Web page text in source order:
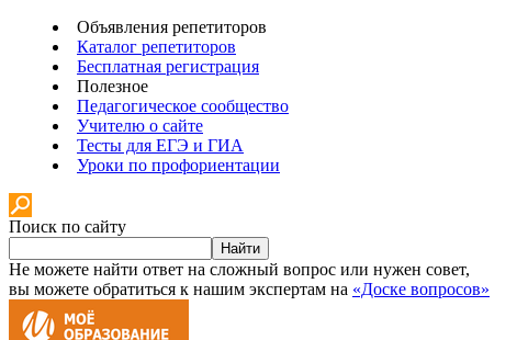
Объявления репетиторов
Каталог репетиторов
Бесплатная регистрация
Полезное
Педагогическое сообщество
Учителю о сайте
Тесты для ЕГЭ и ГИА
Уроки по профориентации
Поиск по сайту
Найти
Не можете найти ответ на сложный вопрос или нужен совет,
вы можете обратиться к нашим экспертам на «Доске вопросов»